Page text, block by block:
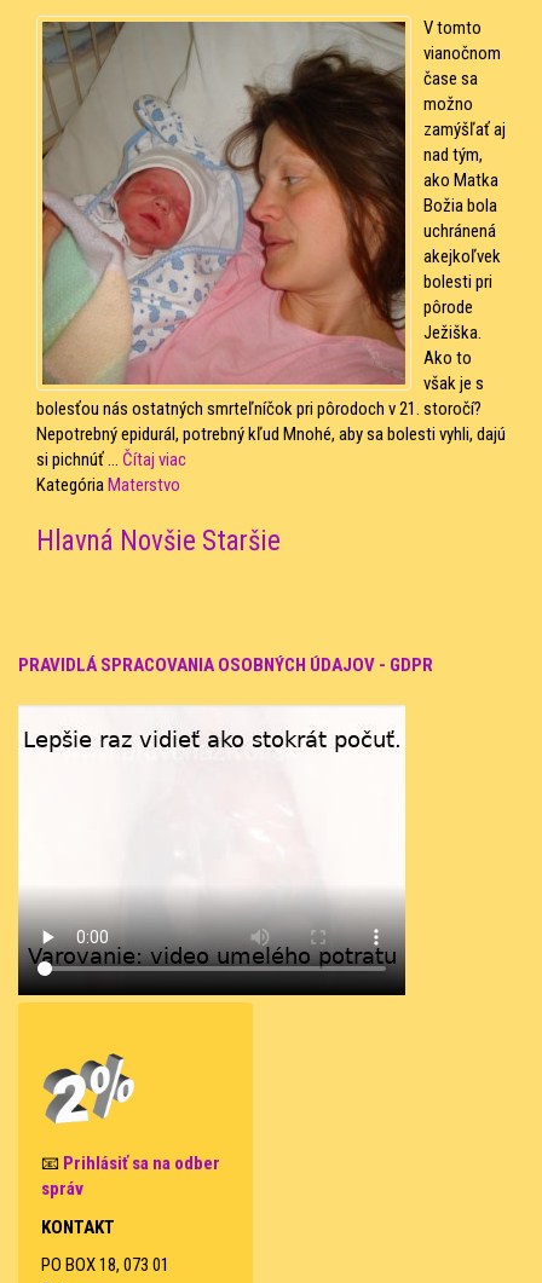
V tomto
vianočnom
čase sa
možno
zamýšľať aj
nad tým,
ako Matka
Božia bola
uchránená
akejkoľvek
bolesti pri
pôrode
Ježiška.
Ako to
však je s
bolesťou nás ostatných smrteľníčok pri pôrodoch v 21. storočí?
Nepotrebný epidurál, potrebný kľud Mnohé, aby sa bolesti vyhli, dajú
si pichnúť ... Čítaj viac
KategóriaMaterstvo
Hlavná Novšie Staršie
PRAVIDLÁ SPRACOVANIA OSOBNÝCH ÚDAJOV - GDPR
📧 Prihlásiť sa na odber
správ
KONTAKT
PO BOX 18, 073 01